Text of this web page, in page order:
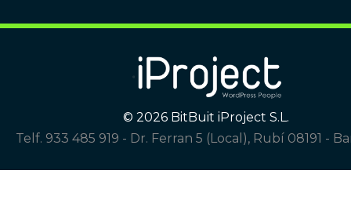
© 2026 BitBuit iProject S.L.
Telf. 933 485 919 - Dr. Ferran 5 (Local), Rubí 08191 -